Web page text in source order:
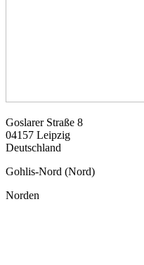
Goslarer Straße 8
04157 Leipzig
Deutschland
Gohlis-Nord (Nord)
Norden